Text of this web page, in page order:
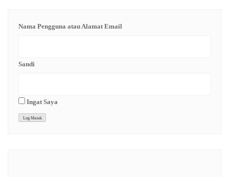
Nama Pengguna atau Alamat Email
Sandi
Ingat Saya